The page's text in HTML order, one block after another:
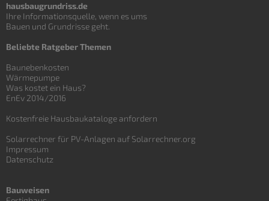
hausbaugrundriss.de
Ihre Informationsquelle, wenn es ums
Bauen und Grundrisse geht.
Beliebte Ratgeber Themen
Baunebenkosten
Wärmepumpe
Was kostet ein Haus?
EnEv 2014/2016
Kostenfreie Hausbaukataloge anfordern
Solarrechner für PV-Anlagen auf Solarrechner.org
Impressum
Datenschutz
Bauweisen